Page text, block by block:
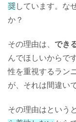
奨しています。な
か？
その理由は、 でき
んでほしいからで
性を重視するラン
が、それは間違い
その理由はというと